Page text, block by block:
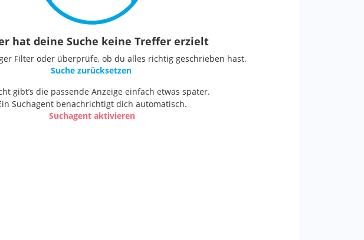
hat deine Suche keine Treffer erzielt
Filter oder überprüfe, ob du alles richtig geschrieben hast.
Suche zurücksetzen
gibt’s die passende Anzeige einfach etwas später.
Suchagent benachrichtigt dich automatisch.
Suchagent aktivieren